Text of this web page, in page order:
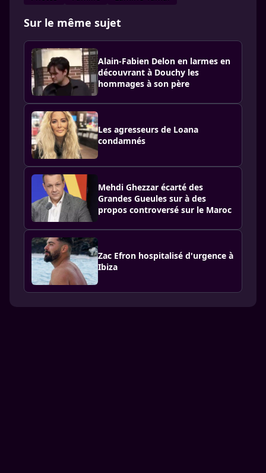
Sur le même sujet
Alain-Fabien Delon en larmes en
découvrant à Douchy les
hommages à son père
Les agresseurs de Loana
condamnés
Mehdi Ghezzar écarté des
Grandes Gueules sur à des
propos controversé sur le Maroc
Zac Efron hospitalisé d'urgence à
Ibiza